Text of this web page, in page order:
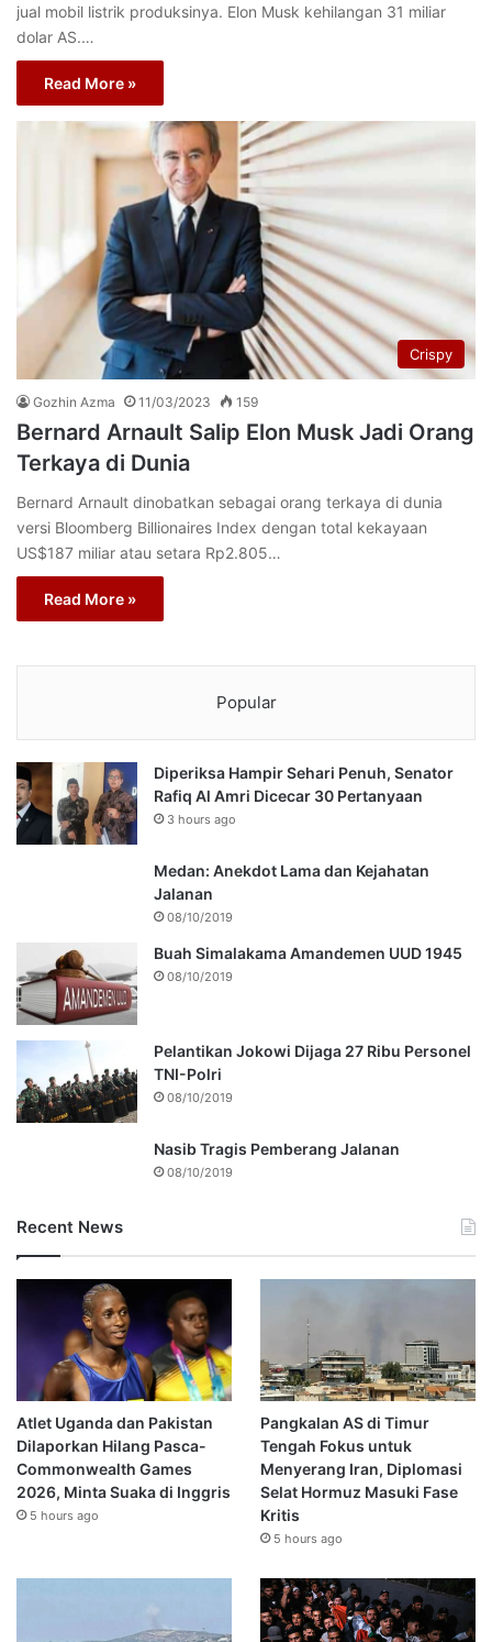
jual mobil listrik produksinya. Elon Musk kehilangan 31 miliar
dolar AS.…
Read More »
Crispy
Gozhin Azma 11/03/2023 159
Bernard Arnault Salip Elon Musk Jadi Orang
Terkaya di Dunia
Bernard Arnault dinobatkan sebagai orang terkaya di dunia
versi Bloomberg Billionaires Index dengan total kekayaan
US$187 miliar atau setara Rp2.805…
Read More »
Popular
Diperiksa Hampir Sehari Penuh, Senator
Rafiq Al Amri Dicecar 30 Pertanyaan
3 hours ago
Medan: Anekdot Lama dan Kejahatan
Jalanan
08/10/2019
Buah Simalakama Amandemen UUD 1945
08/10/2019
Pelantikan Jokowi Dijaga 27 Ribu Personel
TNI-Polri
08/10/2019
Nasib Tragis Pemberang Jalanan
08/10/2019
Recent News
Atlet Uganda dan Pakistan
Dilaporkan Hilang Pasca-
Commonwealth Games
2026, Minta Suaka di Inggris
5 hours ago
Pangkalan AS di Timur
Tengah Fokus untuk
Menyerang Iran, Diplomasi
Selat Hormuz Masuki Fase
Kritis
5 hours ago